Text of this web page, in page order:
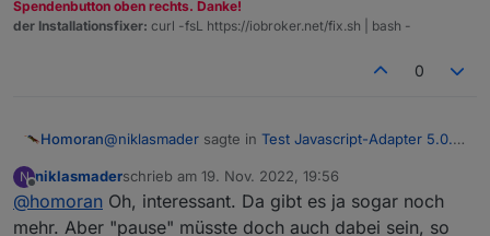
Spendenbutton oben rechts. Danke!
der Installationsfixer: curl -fsL https://iobroker.net/fix.sh | bash -
0
Homoran@niklasmader sagte in Test Javascript-Adapter 5.0.7
Ist dort nicht richtig zu schauen
N
Offline
niklasmaderschrieb am 19. Nov. 2022, 19:56
zuletzt editiert von
@homoran Oh, interessant. Da gibt es ja sogar noch
mehr. Aber "pause" müsste doch auch dabei sein, so